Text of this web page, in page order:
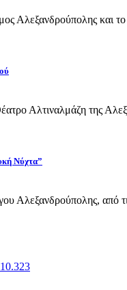
Αλεξανδρούπολης και
Αλτιναλμάζη της
Νύχτα”
Αλεξανδρούπολης, από